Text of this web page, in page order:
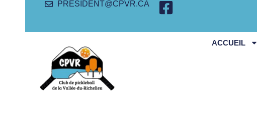
PRESIDENT@CPVR.CA
ACCUEIL